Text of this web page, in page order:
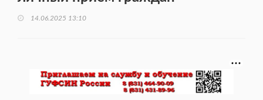
14.06.2025 13:10